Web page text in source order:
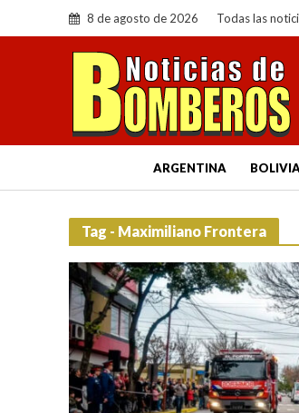
8 de agosto de 2026 Todas las
ARGENTINA BOLIVIA
Tag - Maximiliano Frontera